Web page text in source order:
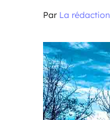
Par La rédaction